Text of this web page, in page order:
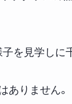
を見学しに
ありません。